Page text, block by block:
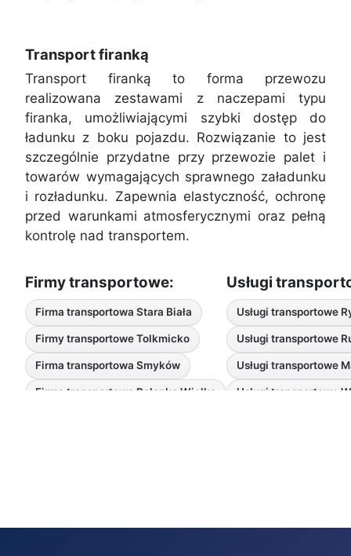
Transport firanką
Transport firanką to forma przewozu
realizowana zestawami z naczepami typu
firanka, umożliwiającymi szybki dostęp do
ładunku z boku pojazdu. Rozwiązanie to jest
szczególnie przydatne przy przewozie palet i
towarów wymagających sprawnego załadunku
i rozładunku. Zapewnia elastyczność, ochronę
przed warunkami atmosferycznymi oraz pełną
kontrolę nad transportem.
Firmy transportowe:
Firma transportowa Stara Biała
Firmy transportowe Tolkmicko
Firma transportowa Smyków
Firma transportowa Polanka Wielka
Usługi
Usługi transportowe
Usługi transportowe
Usługi transportowe
Usługi transportowe